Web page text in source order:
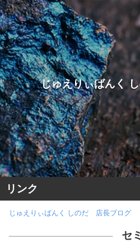
じゅえりぃばんく
リンク
ホームページに戻る
ヤフーオークションへ
じゅえりぃばんく しのだ 店長ブログ
セミ